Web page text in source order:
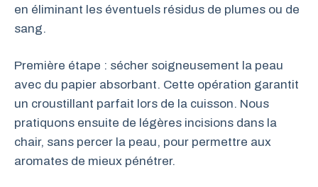
en éliminant les éventuels résidus de plumes ou de
sang.
Première étape : sécher soigneusement la peau
avec du papier absorbant. Cette opération garantit
un croustillant parfait lors de la cuisson. Nous
pratiquons ensuite de légères incisions dans la
chair, sans percer la peau, pour permettre aux
aromates de mieux pénétrer.